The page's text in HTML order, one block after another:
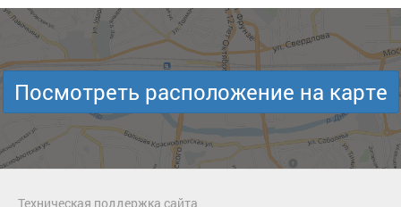
Посмотреть расположение на карте
Техническая поддержка сайта